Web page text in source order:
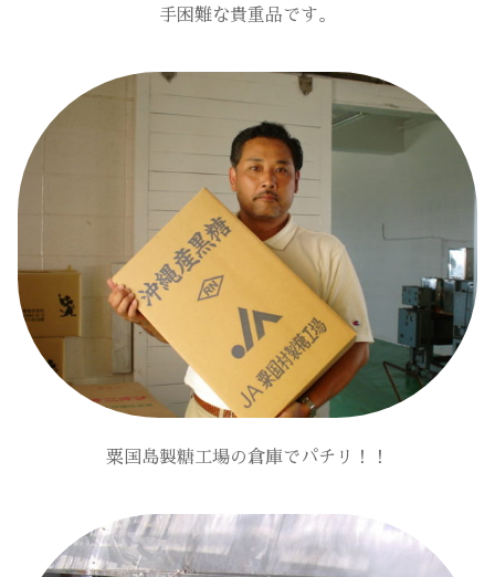
手困難な貴重品です。
粟国島製糖工場の倉庫でパチリ！！